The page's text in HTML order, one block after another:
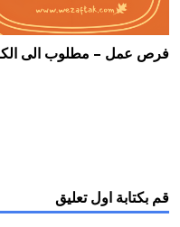
فرص عمل – مطلوب الى
قم بكتابة اول تعليق